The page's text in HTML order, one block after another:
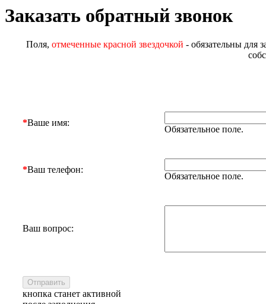
Заказать обратный звонок
Поля, отмеченные красной звездочкой - обязательны для
*Ваше имя:
Обязательное поле.
*Ваш телефон:
Обязательное поле.
Ваш вопрос:
кнопка станет активной